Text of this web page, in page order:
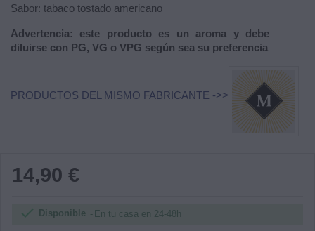
Sabor: tabaco tostado americano
Advertencia: este producto es un aroma y debe
diluirse con PG, VG o VPG según sea su preferencia
PRODUCTOS DEL MISMO FABRICANTE ->>
14,90 €
 Disponible En tu casa en 24-48h